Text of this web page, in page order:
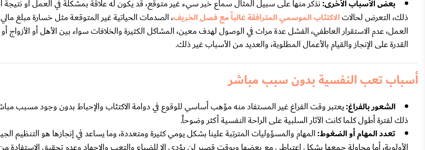
بعض الأسباب الأخرى:نذكر منها على سبيل المثال سماع خبر سيء غير متوقع، قد يكون له علاقة بمشكلة في العمل أو
ذلك، التعرض لحالاتالاكتئاب الموسمي المترافقة غالباً مع فصل الخريف، الصدمات الحياتية غير المتوقعة مثل خسارة مبلغ
العمل، عدم الاستقرار العاطفي، الفشل عدة مرات في الوصول لهدف معين، المشاكل الكثيرة والخلافات سواء بين الأهل أو الأزواج أو
القدرة على الإنجاز والقيام بالأعمال المطلوبة، والعديد من الأسباب غير ذلك.
أسباب تعب النفسية بدون سبب مباشر
الشعور بالفراغ:يعتبر وقت الفراغ غير المستفاد منه مؤهب أساسي للوقوع في دوامة الاكتئاب والإحباط بدون وجود مسبب
ذلك لفترة أطول كلما كانت الآثار السلبية على الراحة النفسية أكثر وضوحاً.
تعدد المهام أو الضغوط:المهام والمسؤوليات المترتبة علينا بشكل يومي كثيرة ومتعددة، وما يساعد في إنجازها هو التنظيم